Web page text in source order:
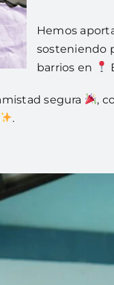
Hemos
sosteniendo
barrios en
segura ,
.